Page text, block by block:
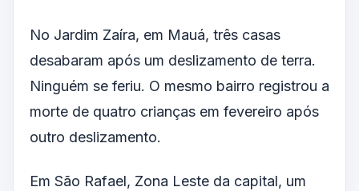
No Jardim Zaíra, em Mauá, três casas
desabaram após um deslizamento de terra.
Ninguém se feriu. O mesmo bairro registrou a
morte de quatro crianças em fevereiro após
outro deslizamento.
Em São Rafael, Zona Leste da capital, um